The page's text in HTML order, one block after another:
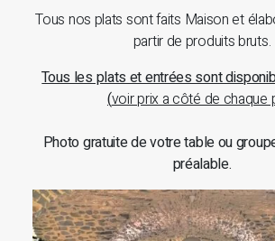
Tous nos plats sont faits Maison et
partir de produits bruts.
Tous les plats et entrées sont
(voir prix a côté de chaque
Photo gratuite de votre table ou
préalable.